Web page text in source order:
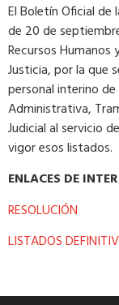
El Boletín Oficial de
de 20 de
Recursos Humanos
Justicia, por la que
personal interino
Administrativa,
Judicial al servicio
vigor esos listados.
ENLACES DE
RESOLUCIÓN
LISTADOS